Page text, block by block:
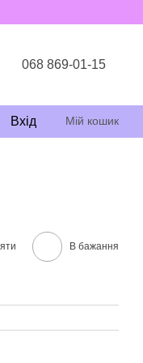
068 869-01-15
Вхід Мій кошик
В бажання